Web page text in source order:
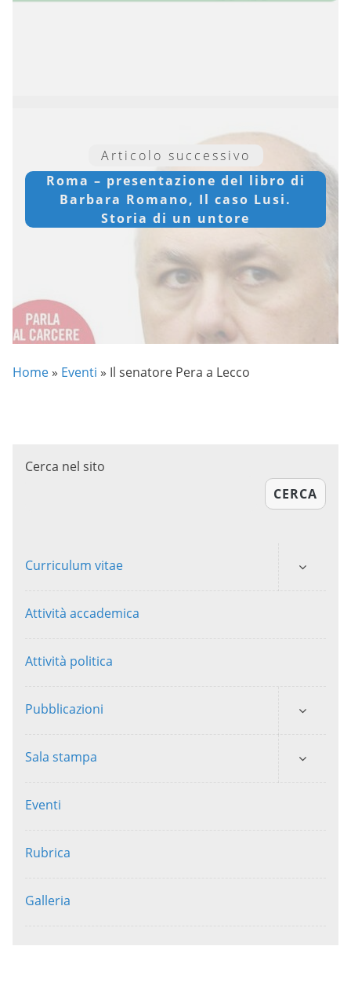
Articolo successivo
Roma – presentazione del libro di
Barbara Romano, Il caso Lusi.
Storia di un untore
Home » Eventi » Il senatore Pera a Lecco
Cerca nel sito
CERCA
Curriculum vitae
Attività accademica
Attività politica
Pubblicazioni
Sala stampa
Eventi
Rubrica
Galleria